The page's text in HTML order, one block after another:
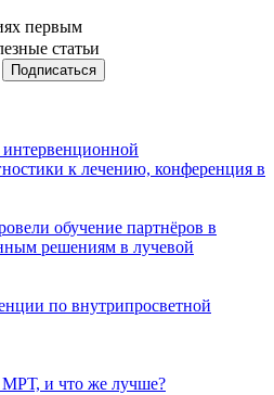
первым
статьи
к лечению, конференция в
обучение партнёров в
решениям в лучевой
по внутрипросветной
и что же лучше?